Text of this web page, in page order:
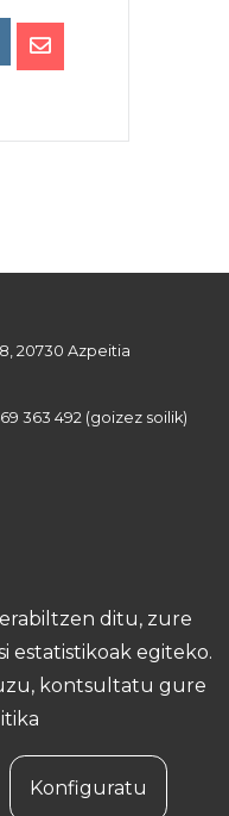
20730 Azpeitia
363 492 (goizez soilik)
ditu, zure
estatistikoak egiteko.
kontsultatu gure
Konfiguratu